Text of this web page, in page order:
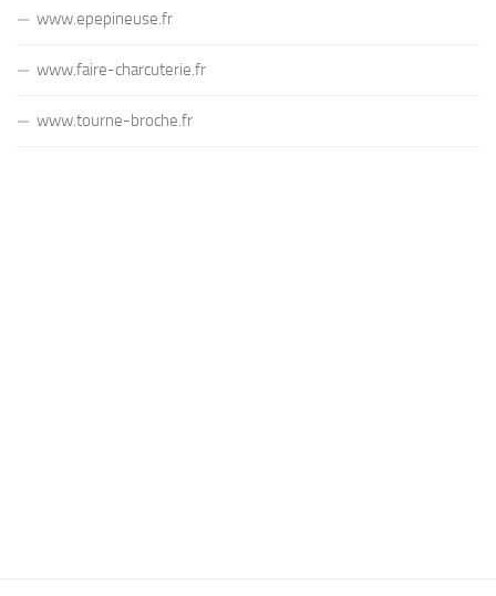
www.epepineuse.fr
www.faire-charcuterie.fr
www.tourne-broche.fr